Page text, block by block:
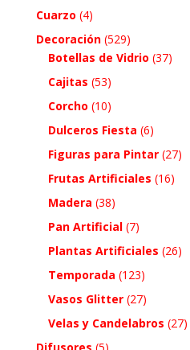
Cuarzo (4)
Decoración (529)
Botellas de Vidrio (37)
Cajitas (53)
Corcho (10)
Dulceros Fiesta (6)
Figuras para Pintar (27)
Frutas Artificiales (16)
Madera (38)
Pan Artificial (7)
Plantas Artificiales (26)
Temporada (123)
Vasos Glitter (27)
Velas y Candelabros (27)